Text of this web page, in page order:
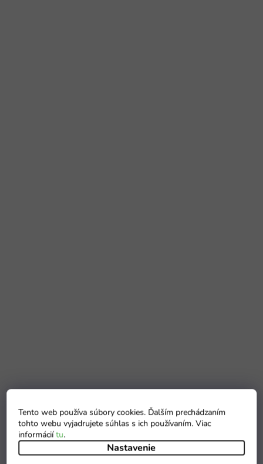
Tento web používa súbory cookies. Ďalším prechádzaním
tohto webu vyjadrujete súhlas s ich používaním. Viac
informáciítu.
Nastavenie